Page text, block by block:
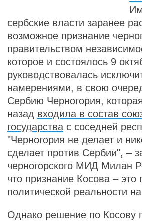
сербские власти заранее
возможное признание
правительством
которое и состоялось 9
руководствовалась
намерениями, в свою
Сербию Черногория,
назад входила в состав
государства с соседней
"Черногория не делает и
сделает против Сербии", –
черногорского МИД Милан
что признание Косова – это
политической реальности
Однако решение по Косову